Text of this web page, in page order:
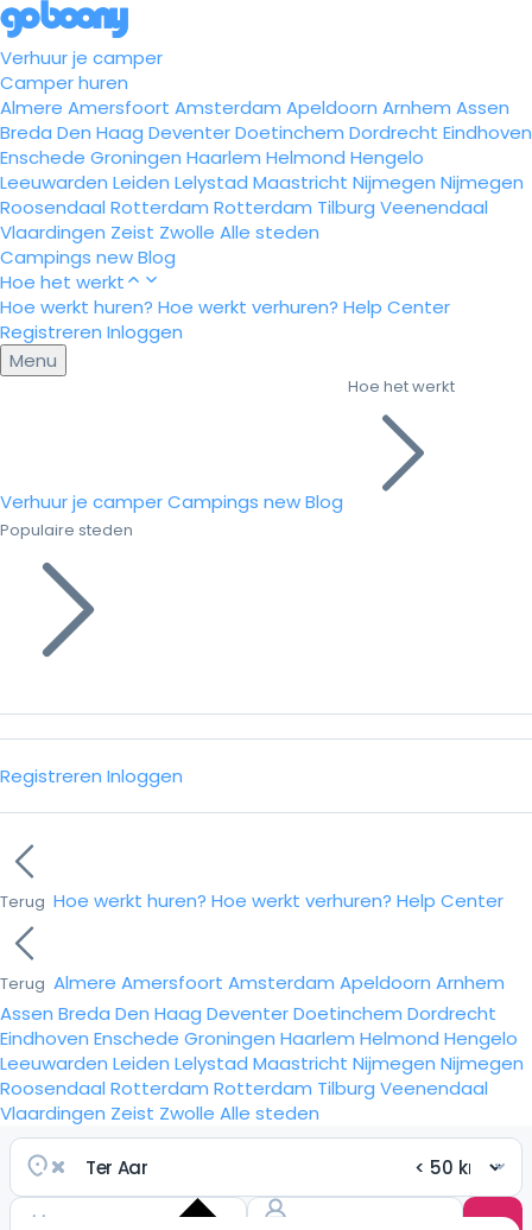
Verhuur je camper
Camper huren
Almere Amersfoort Amsterdam Apeldoorn Arnhem Assen
Breda Den Haag DeventerDoetinchem Dordrecht Eindhoven
Enschede Groningen Haarlem Helmond Hengelo
Leeuwarden Leiden Lelystad Maastricht Nijmegen Nijmegen
Roosendaal Rotterdam Rotterdam Tilburg Veenendaal
Vlaardingen Zeist Zwolle Alle steden
Campings newBlog
Hoe het werkt
Hoe werkt huren? Hoe werkt verhuren? Help Center
Registreren Inloggen
Menu
Verhuur je camperCampings newBlog
Hoe het werkt
Populaire steden
Registreren Inloggen
Terug Hoe werkt huren? Hoe werkt verhuren? Help Center
Terug Almere Amersfoort Amsterdam Apeldoorn Arnhem
Assen Breda Den Haag DeventerDoetinchem Dordrecht
Eindhoven Enschede Groningen Haarlem Helmond Hengelo
Leeuwarden Leiden Lelystad Maastricht Nijmegen Nijmegen
Roosendaal Rotterdam Rotterdam Tilburg Veenendaal
Vlaardingen Zeist Zwolle Alle steden